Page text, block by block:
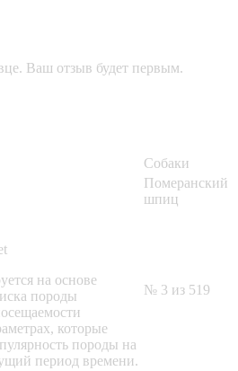
Ваш отзыв будет первым.
Собаки
Померанский
шпиц
на основе
породы
которые
породы на
период времени.
№ 3 из 519